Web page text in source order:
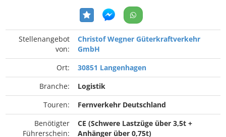
Stellenangebot
von:
Christof Wegner Güterkraftverkehr
GmbH
Ort:
30851 Langenhagen
Branche:
Logistik
Touren:
Fernverkehr Deutschland
Benötigter
Führerschein:
CE (Schwere Lastzüge über 3,5t +
Anhänger über 0,75t)